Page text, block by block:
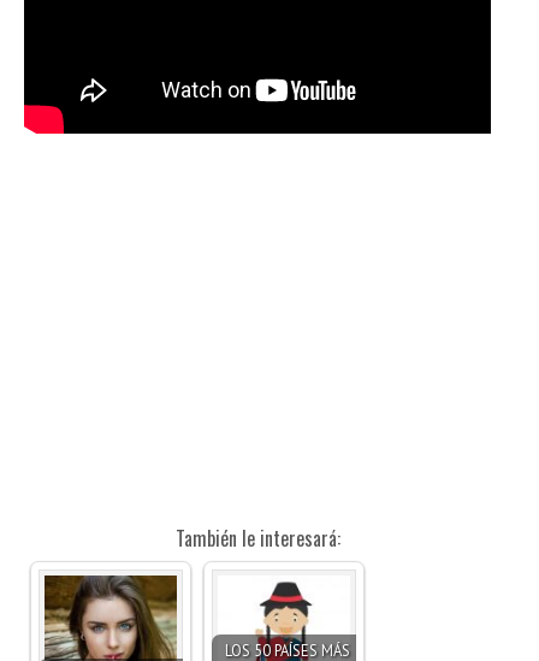
También le interesará:
LOS 50 PAÍSES MÁS